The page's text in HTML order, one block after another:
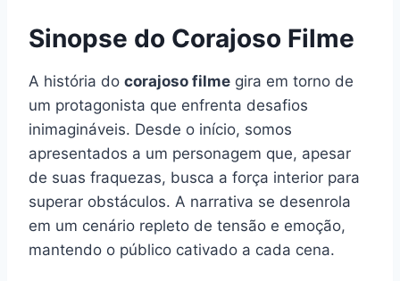
Sinopse do Corajoso Filme
A história do corajoso filme gira em torno de
um protagonista que enfrenta desafios
inimagináveis. Desde o início, somos
apresentados a um personagem que, apesar
de suas fraquezas, busca a força interior para
superar obstáculos. A narrativa se desenrola
em um cenário repleto de tensão e emoção,
mantendo o público cativado a cada cena.